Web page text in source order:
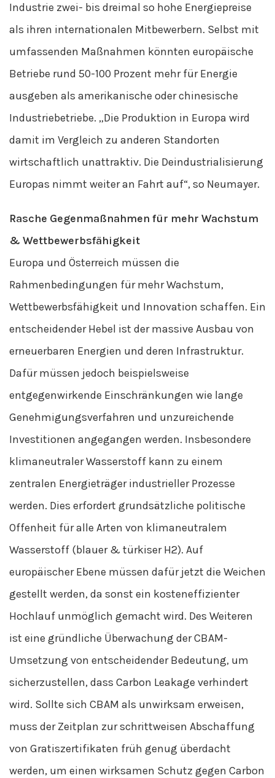
Industrie zwei- bis dreimal so hohe Energiepreise
als ihren internationalen Mitbewerbern. Selbst mit
umfassenden Maßnahmen könnten europäische
Betriebe rund 50-100 Prozent mehr für Energie
ausgeben als amerikanische oder chinesische
Industriebetriebe. „Die Produktion in Europa wird
damit im Vergleich zu anderen Standorten
wirtschaftlich unattraktiv. Die Deindustrialisierung
Europas nimmt weiter an Fahrt auf“, so Neumayer.
Rasche Gegenmaßnahmen für mehr Wachstum
& Wettbewerbsfähigkeit
Europa und Österreich müssen die
Rahmenbedingungen für mehr Wachstum,
Wettbewerbsfähigkeit und Innovation schaffen. Ein
entscheidender Hebel ist der massive Ausbau von
erneuerbaren Energien und deren Infrastruktur.
Dafür müssen jedoch beispielsweise
entgegenwirkende Einschränkungen wie lange
Genehmigungsverfahren und unzureichende
Investitionen angegangen werden. Insbesondere
klimaneutraler Wasserstoff kann zu einem
zentralen Energieträger industrieller Prozesse
werden. Dies erfordert grundsätzliche politische
Offenheit für alle Arten von klimaneutralem
Wasserstoff (blauer & türkiser H2). Auf
europäischer Ebene müssen dafür jetzt die Weichen
gestellt werden, da sonst ein kosteneffizienter
Hochlauf unmöglich gemacht wird. Des Weiteren
ist eine gründliche Überwachung der CBAM-
Umsetzung von entscheidender Bedeutung, um
sicherzustellen, dass Carbon Leakage verhindert
wird. Sollte sich CBAM als unwirksam erweisen,
muss der Zeitplan zur schrittweisen Abschaffung
von Gratiszertifikaten früh genug überdacht
werden, um einen wirksamen Schutz gegen Carbon